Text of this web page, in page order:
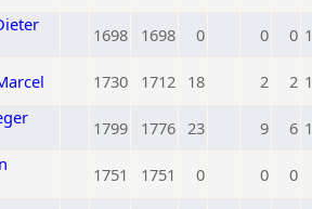
1698 1698 0 0 0
1730 1712 18 2 2
1799 1776 23 9 6
1751 1751 0 0 0